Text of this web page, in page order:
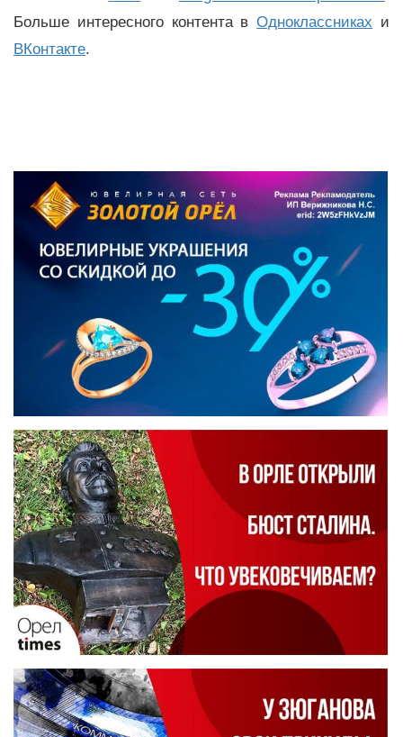
Больше интересного контента вОдноклассниках и
ВКонтакте.